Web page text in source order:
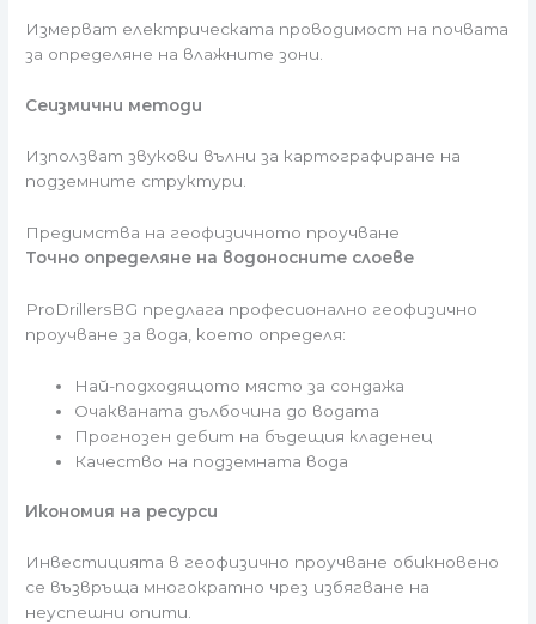
Измерват електрическата проводимост на почвата
за определяне на влажните зони.
Сеизмични методи
Използват звукови вълни за картографиране на
подземните структури.
Предимства на геофизичното проучване
Точно определяне на водоносните слоеве
ProDrillersBG предлага професионално геофизично
проучване за вода, което определя:
Най-подходящото място за сондажа
Очакваната дълбочина до водата
Прогнозен дебит на бъдещия кладенец
Качество на подземната вода
Икономия на ресурси
Инвестицията в геофизично проучване обикновено
се възвръща многократно чрез избягване на
неуспешни опити.